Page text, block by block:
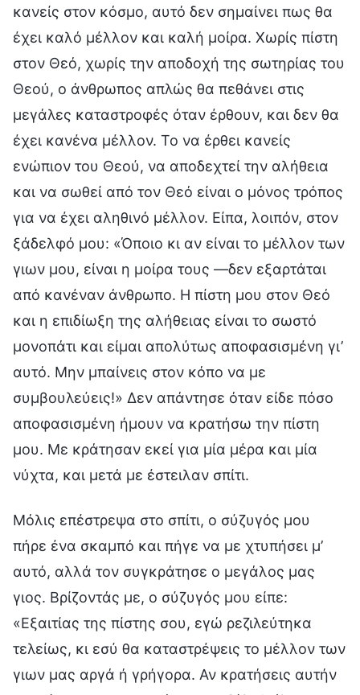
κανείς στον κόσμο, αυτό δεν σημαίνει πως θα
έχει καλό μέλλον και καλή μοίρα. Χωρίς πίστη
στον Θεό, χωρίς την αποδοχή της σωτηρίας του
Θεού, ο άνθρωπος απλώς θα πεθάνει στις
μεγάλες καταστροφές όταν έρθουν, και δεν θα
έχει κανένα μέλλον. Το να έρθει κανείς
ενώπιον του Θεού, να αποδεχτεί την αλήθεια
και να σωθεί από τον Θεό είναι ο μόνος τρόπος
για να έχει αληθινό μέλλον. Είπα, λοιπόν, στον
ξάδελφό μου: «Όποιο κι αν είναι το μέλλον των
γιων μου, είναι η μοίρα τους —δεν εξαρτάται
από κανέναν άνθρωπο. Η πίστη μου στον Θεό
και η επιδίωξη της αλήθειας είναι το σωστό
μονοπάτι και είμαι απολύτως αποφασισμένη γι’
αυτό. Μην μπαίνεις στον κόπο να με
συμβουλεύεις!» Δεν απάντησε όταν είδε πόσο
αποφασισμένη ήμουν να κρατήσω την πίστη
μου. Με κράτησαν εκεί για μία μέρα και μία
νύχτα, και μετά με έστειλαν σπίτι.
Μόλις επέστρεψα στο σπίτι, ο σύζυγός μου
πήρε ένα σκαμπό και πήγε να με χτυπήσει μ’
αυτό, αλλά τον συγκράτησε ο μεγάλος μας
γιος. Βρίζοντάς με, ο σύζυγός μου είπε:
«Εξαιτίας της πίστης σου, εγώ ρεζιλεύτηκα
τελείως, κι εσύ θα καταστρέψεις το μέλλον των
γιων μας αργά ή γρήγορα. Αν κρατήσεις αυτήν